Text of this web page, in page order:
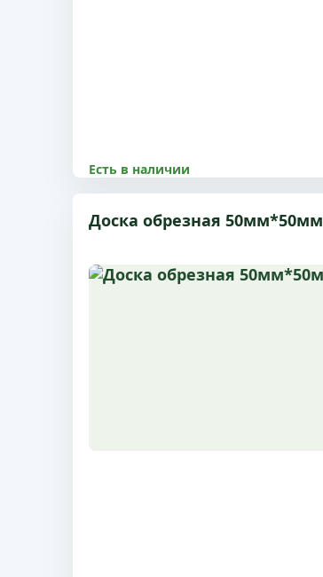
Есть в наличии
8500.00 р
Размер 50x100x6 м, 1 сорт, с
Доска обрезная